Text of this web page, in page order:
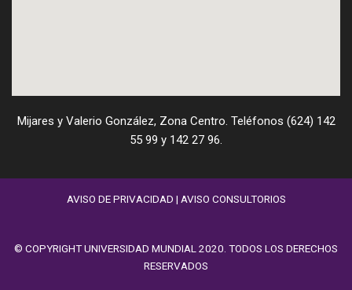
Mijares y Valerio González, Zona Centro. Teléfonos (624) 142
55 99 y 142 27 96.
AVISO DE PRIVACIDAD | AVISO CONSULTORIOS
© COPYRIGHT UNIVERSIDAD MUNDIAL 2020. TODOS LOS DERECHOS
RESERVADOS